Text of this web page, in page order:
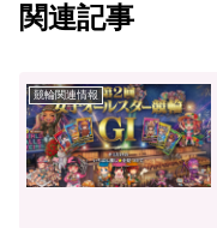
関連記事
競輪関連情報